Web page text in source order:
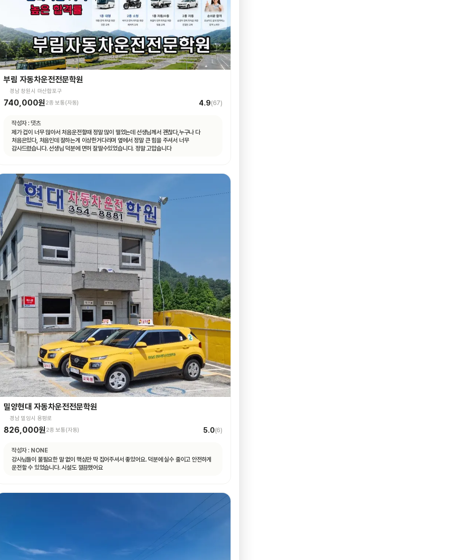
부림 자동차운전전문학원
경남 창원시 마산합포구
740,000원2종 보통(자동) 4.9(67)
작성자 : 댓츠
제가 겁이 너무 많아서 처음운전할때 정말 많이 떨었는데 선생님께서 괜찮다,누구나 다
처음은있다, 처음인데 잘하는게 이상한거다라며 옆에서 정말 큰 힘을 주셔서 너무
감사드렸습니다. 선생님 덕분에 면허 잘딸수있었습니다. 정말 고맙숩니다
밀양현대 자동차운전전문학원
경남 밀양시 용평로
826,000원 2종 보통(자동) 5.0(6)
작성자 : NONE
강사님들이 불필요한 말 없이 핵심만 딱 집어주셔서 좋았어요. 덕분에 실수 줄이고 안전하게
운전할 수 있었습니다. 시설도 깔끔했어요